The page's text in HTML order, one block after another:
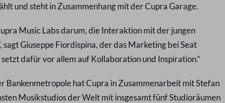
und steht in Zusammenhang mit der Cupra Garage.
Music Labs darum, die Interaktion mit der jungen
sagt Giuseppe Fiordispina, der das Marketing bei Seat
dafür vor allem auf Kollaboration und Inspiration.“
Bankenmetropole hat Cupra in Zusammenarbeit mit Stefan
Musikstudios der Welt mit insgesamt fünf Studioräumen